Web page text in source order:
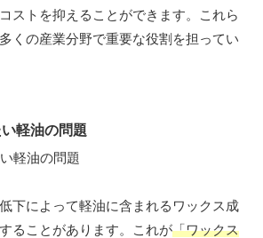
ストを抑えることができます。これら
くの産業分野で重要な役割を担ってい
軽油の問題
下によって軽油に含まれるワックス成
ることがあります。これが「ワックス